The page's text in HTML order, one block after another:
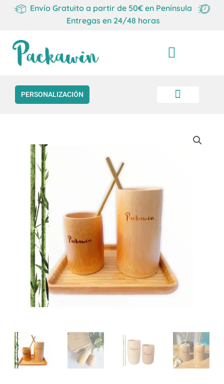
Envío Gratuito a partir de 50€ en Península
Entregas en 24/48 horas
Carrito
PERSONALIZACIÓN